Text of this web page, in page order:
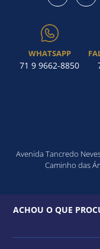
WHATSAPP
71 9 9662-8850
Avenida Tancredo
Caminho das
ACHOU O QUE